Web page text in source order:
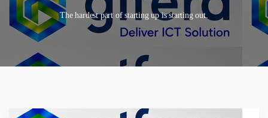
The hardest part of starting up is starting out.